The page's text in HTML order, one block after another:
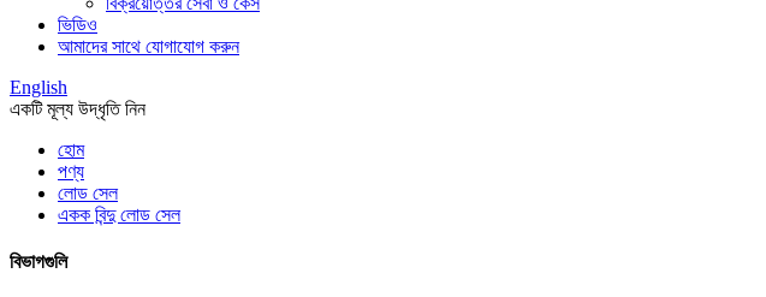
ভিডিও
আমাদের সাথে যোগাযোগ করুন
English
একটি মূল্য উদ্ধৃতি নিন
হোম
পণ্য
লোড সেল
একক বিন্দু লোড সেল
বিভাগগুলি